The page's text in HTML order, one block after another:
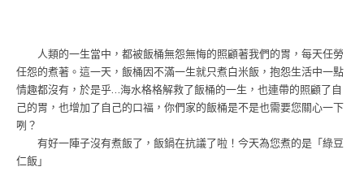
人類的一生當中，都被飯桶無怨無悔的照顧著我們的胃，每天任勞
任怨的煮著。這一天，飯桶因不滿一生就只煮白米飯，抱怨生活中一點
情趣都沒有，於是乎…海水格格解救了飯桶的一生，也連帶的照顧了自
己的胃，也增加了自己的口福，你們家的飯桶是不是也需要您關心一下
咧？
有好一陣子沒有煮飯了，飯鍋在抗議了啦 ！今天為您煮的是「綠豆
仁飯」